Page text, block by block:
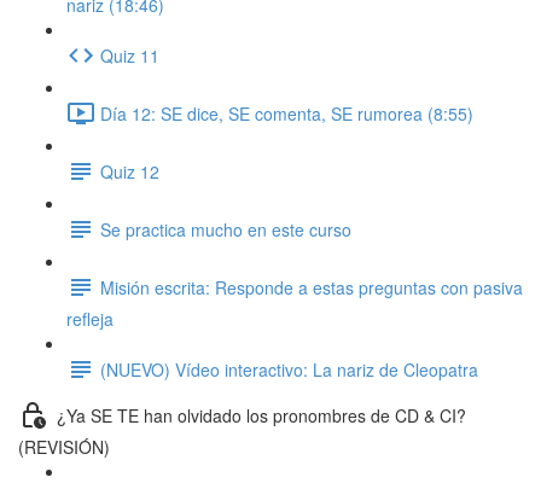
nariz (18:46)
Quiz 11
Día 12: SE dice, SE comenta, SE rumorea (8:55)
Quiz 12
Se practica mucho en este curso
Misión escrita: Responde a estas preguntas con pasiva
refleja
(NUEVO) Vídeo interactivo: La nariz de Cleopatra
¿Ya SE TE han olvidado los pronombres de CD & CI?
(REVISIÓN)